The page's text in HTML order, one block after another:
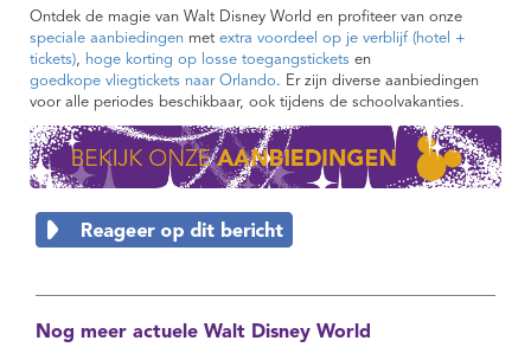
Ontdek de magie van Walt Disney World en profiteer van onze
speciale aanbiedingen met extra voordeel op je verblijf (hotel +
tickets), hoge korting op losse toegangstickets en
goedkope vliegtickets naar Orlando. Er zijn diverse aanbiedingen
voor alle periodes beschikbaar, ook tijdens de schoolvakanties.
Nog meer actuele Walt Disney World